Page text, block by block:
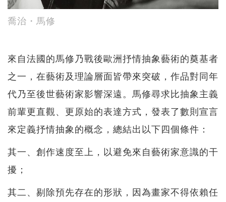
喬治・馬修
來自法國的馬修乃戰後歐洲抒情抽象藝術的奠基者
之一，在藝術及理論層面皆帶來突破，作品對同年
代乃至後世藝術家影響深遠。馬修尋求比抽象主義
前輩更直觀、更原始的表達方式，發表了數則宣言
來定義抒情抽象的概念，總結出以下四個條件：
其一、創作速度至上，以避免來自藝術家意識的干
擾；
其二、剔除預先存在的形狀，因為畫家不得依賴任